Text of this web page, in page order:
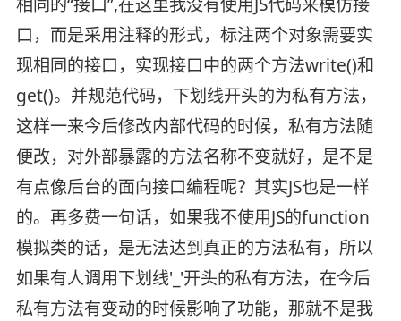
口，而是采用注释的形式，标注两个对象需要实
现相同的接口，实现接口中的两个方法write()和
get()。并规范代码，下划线开头的为私有方法，
这样一来今后修改内部代码的时候，私有方法随
便改，对外部暴露的方法名称不变就好，是不是
有点像后台的面向接口编程呢？其实JS也是一样
的。再多费一句话，如果我不使用JS的function
模拟类的话，是无法达到真正的方法私有，所以
如果有人调用下划线'_'开头的私有方法，在今后
私有方法有变动的时候影响了功能，那就不是我